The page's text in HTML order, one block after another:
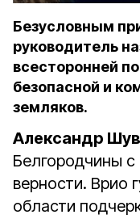
Безусловным
руководитель
всесторонней
безопасной и
земляков.
Александр
Белгородчины
верности. Врио
области